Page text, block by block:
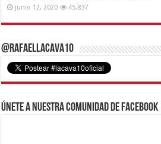
junio 12, 2020 45,837
@RafaelLacava10
Únete a nuestra comunidad de Facebook